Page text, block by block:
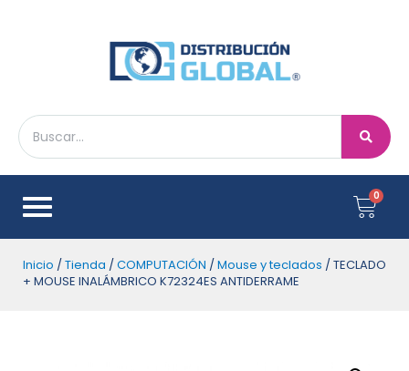
Inicio /Tienda /COMPUTACIÓN /Mouse y teclados / TECLADO
+ MOUSE INALÁMBRICO K72324ES ANTIDERRAME